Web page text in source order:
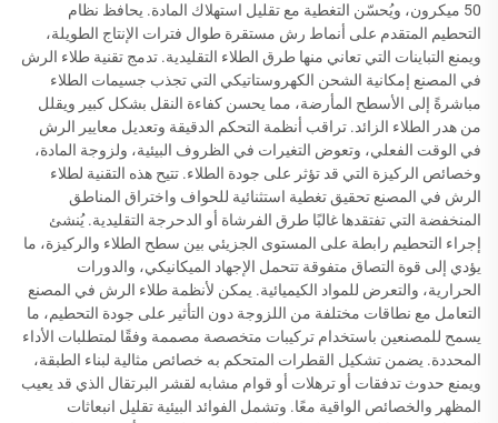
50 ميكرون، ويُحسّن التغطية مع تقليل استهلاك المادة. يحافظ نظام
التحطيم المتقدم على أنماط رش مستقرة طوال فترات الإنتاج الطويلة،
ويمنع التباينات التي تعاني منها طرق الطلاء التقليدية. تدمج تقنية طلاء الرش
في المصنع إمكانية الشحن الكهروستاتيكي التي تجذب جسيمات الطلاء
مباشرةً إلى الأسطح المأرضة، مما يحسن كفاءة النقل بشكل كبير ويقلل
من هدر الطلاء الزائد. تراقب أنظمة التحكم الدقيقة وتعديل معايير الرش
في الوقت الفعلي، وتعوض التغيرات في الظروف البيئية، ولزوجة المادة،
وخصائص الركيزة التي قد تؤثر على جودة الطلاء. تتيح هذه التقنية لطلاء
الرش في المصنع تحقيق تغطية استثنائية للحواف واختراق المناطق
المنخفضة التي تفتقدها غالبًا طرق الفرشاة أو الدحرجة التقليدية. يُنشئ
إجراء التحطيم رابطة على المستوى الجزيئي بين سطح الطلاء والركيزة، ما
يؤدي إلى قوة التصاق متفوقة تتحمل الإجهاد الميكانيكي، والدورات
الحرارية، والتعرض للمواد الكيميائية. يمكن لأنظمة طلاء الرش في المصنع
التعامل مع نطاقات مختلفة من اللزوجة دون التأثير على جودة التحطيم، ما
يسمح للمصنعين باستخدام تركيبات متخصصة مصممة وفقًا لمتطلبات الأداء
المحددة. يضمن تشكيل القطرات المتحكم به خصائص مثالية لبناء الطبقة،
ويمنع حدوث تدفقات أو ترهلات أو قوام مشابه لقشر البرتقال الذي قد يعيب
المظهر والخصائص الواقية معًا. وتشمل الفوائد البيئية تقليل انبعاثات